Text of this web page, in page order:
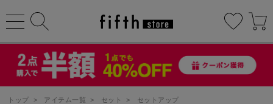
トップ > アイテム一覧 > セット > セットアップ